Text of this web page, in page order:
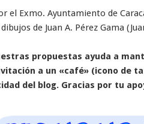
el Exmo. Ayuntamiento de
de Juan A. Pérez Gama
propuestas ayuda a
a un «café» (icono de
del blog. Gracias por tu